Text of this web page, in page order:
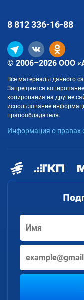
© 2006–2026 ООО
Все материалы данного
Запрещается
копирования на другие
использование
правообладателя.
Информация о правах
8 812336-16-88